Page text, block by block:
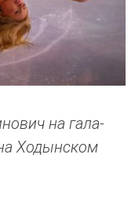
на гала-
Ходынском